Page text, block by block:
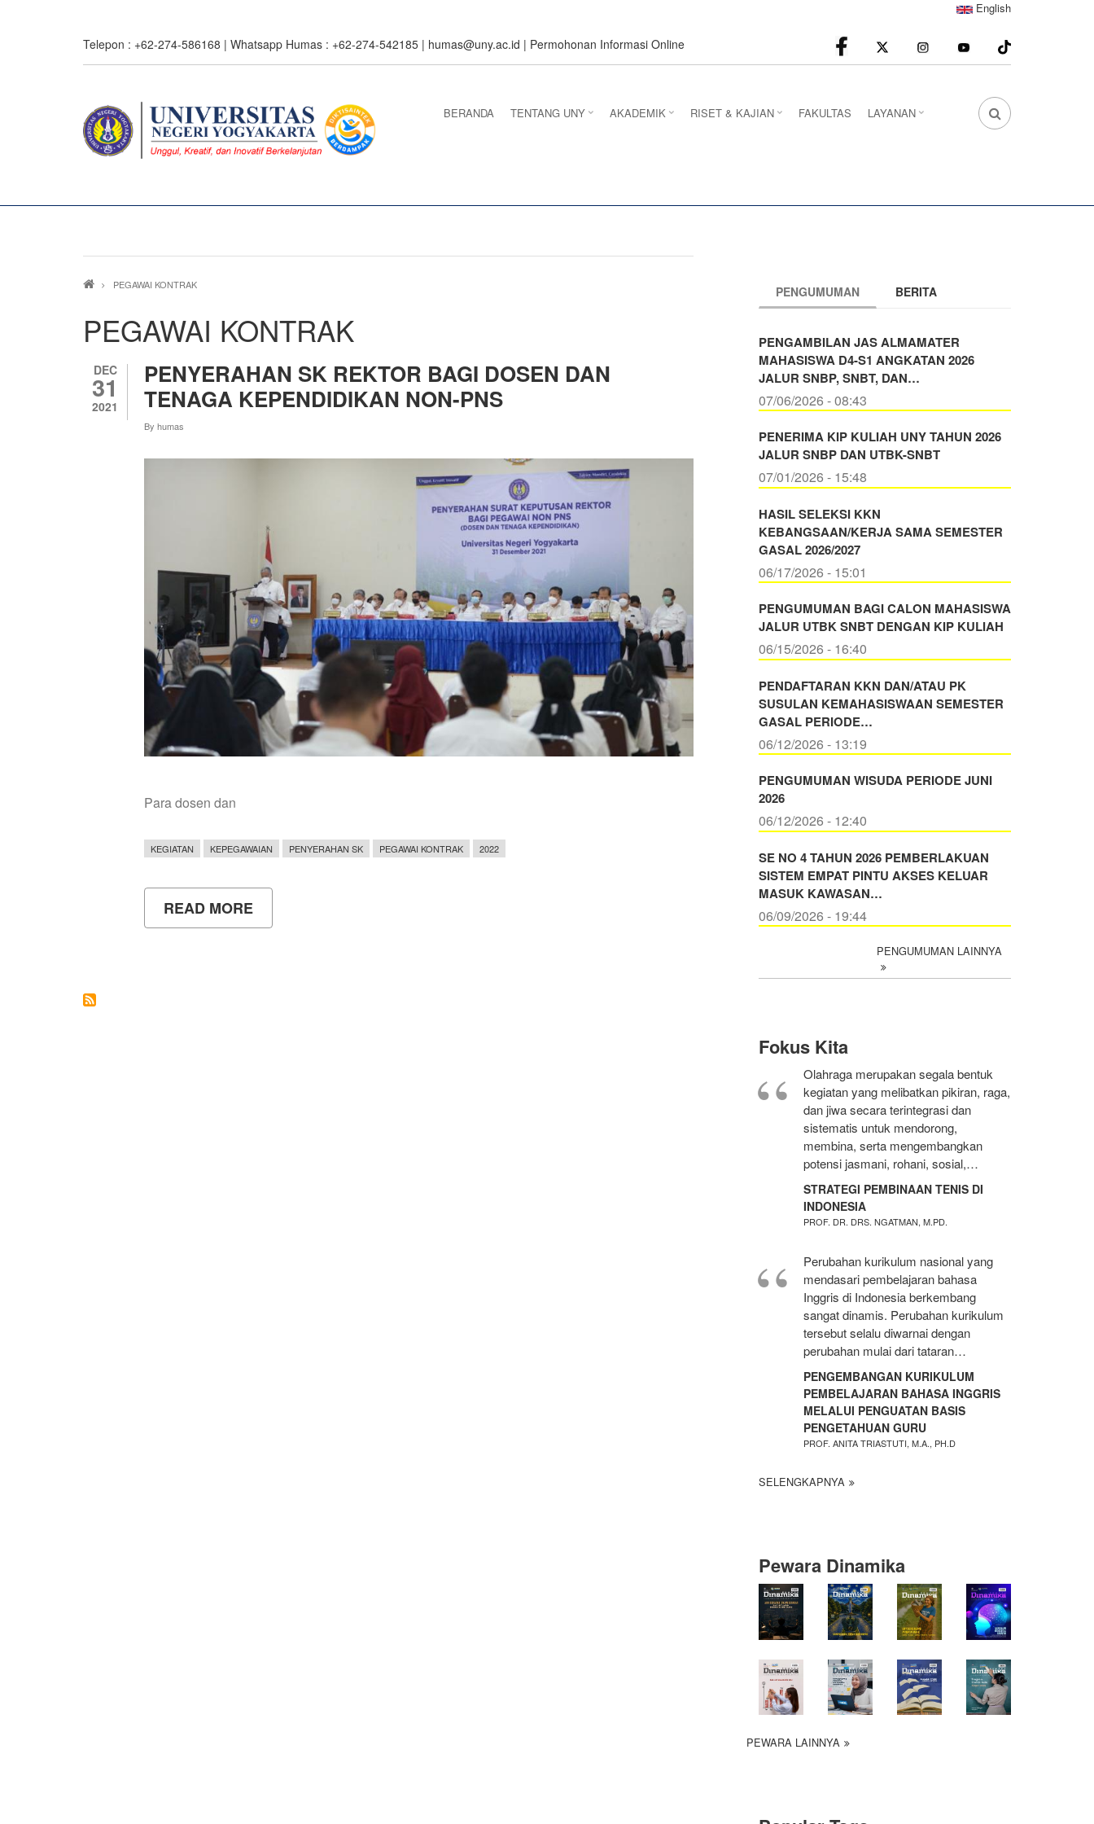
English
Telepon : +62-274-586168 | Whatsapp Humas : +62-274-542185 | humas@uny.ac.id | Permohonan Informasi Online facebook Instagram youtube
FA
BERANDA TENTANG UNY AKADEMIK RISET & KAJIAN FAKULTAS LAYANAN
Breadcrumb
PEGAWAI KONTRAK
PEGAWAI KONTRAK
DEC
31
2021
PENYERAHAN SK REKTOR BAGI DOSEN DAN
TENAGA KEPENDIDIKAN NON-PNS
By humas
Para dosen dan
KEGIATAN KEPEGAWAIAN PENYERAHAN SK PEGAWAI KONTRAK 2022
READ MORE
PENYERAHAN
PENGUMUMAN BERITA
PENGAMBILAN JAS ALMAMATER
MAHASISWA D4-S1 ANGKATAN 2026
JALUR SNBP, SNBT, DAN…
07/06/2026 - 08:43
PENERIMA KIP KULIAH UNY TAHUN 2026
JALUR SNBP DAN UTBK-SNBT
07/01/2026 - 15:48
HASIL SELEKSI KKN
KEBANGSAAN/KERJA SAMA SEMESTER
GASAL 2026/2027
06/17/2026 - 15:01
PENGUMUMAN BAGI CALON MAHASISWA
JALUR UTBK SNBT DENGAN KIP KULIAH
06/15/2026 - 16:40
PENDAFTARAN KKN DAN/ATAU PK
SUSULAN KEMAHASISWAAN SEMESTER
GASAL PERIODE…
06/12/2026 - 13:19
PENGUMUMAN WISUDA PERIODE JUNI
2026
06/12/2026 - 12:40
SE NO 4 TAHUN 2026 PEMBERLAKUAN
SISTEM EMPAT PINTU AKSES KELUAR
MASUK KAWASAN…
06/09/2026 - 19:44
PENGUMUMAN LAINNYA
Fokus Kita
Olahraga merupakan segala bentuk
kegiatan yang melibatkan pikiran, raga,
dan jiwa secara terintegrasi dan
sistematis untuk mendorong,
membina, serta mengembangkan
potensi jasmani, rohani, sosial,…
STRATEGI PEMBINAAN TENIS DI
INDONESIA
PROF. DR. DRS. NGATMAN, M.PD.
Perubahan kurikulum nasional yang
mendasari pembelajaran bahasa
Inggris di Indonesia berkembang
sangat dinamis. Perubahan kurikulum
tersebut selalu diwarnai dengan
perubahan mulai dari tataran…
PENGEMBANGAN KURIKULUM
PEMBELAJARAN BAHASA INGGRIS
MELALUI PENGUATAN BASIS
PENGETAHUAN GURU
PROF. ANITA TRIASTUTI, M.A., PH.D
SELENGKAPNYA
Pewara Dinamika
PEWARA LAINNYA